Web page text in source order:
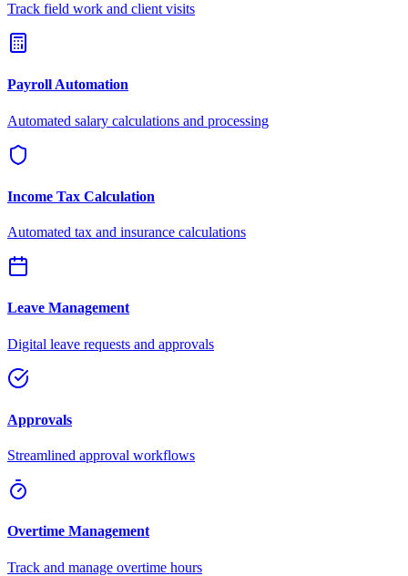
Track field work and client visits
Payroll Automation
Automated salary calculations and processing
Income Tax Calculation
Automated tax and insurance calculations
Leave Management
Digital leave requests and approvals
Approvals
Streamlined approval workflows
Overtime Management
Track and manage overtime hours